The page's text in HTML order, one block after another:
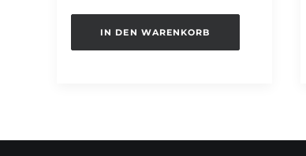
IN DEN WARENKORB